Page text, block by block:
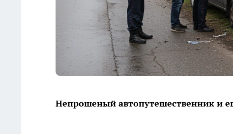
Непрошеный автопутешественник и